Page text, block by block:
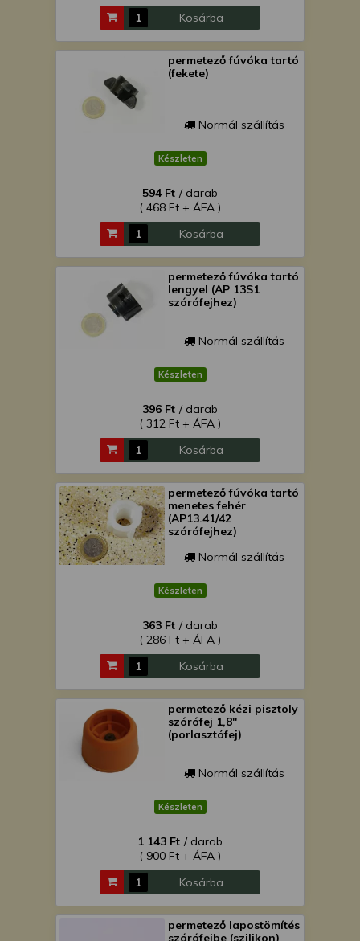
Kosárba
permetező fúvóka tartó
(fekete)
Normál szállítás
Készleten
594 Ft / darab
( 468 Ft + ÁFA )
Kosárba
permetező fúvóka tartó
lengyel (AP 13S1
szórófejhez)
Normál szállítás
Készleten
396 Ft / darab
( 312 Ft + ÁFA )
Kosárba
permetező fúvóka tartó
menetes fehér
(AP13.41/42
szórófejhez)
Normál szállítás
Készleten
363 Ft / darab
( 286 Ft + ÁFA )
Kosárba
permetező kézi pisztoly
szórófej 1,8''
(porlasztófej)
Normál szállítás
Készleten
1 143 Ft / darab
( 900 Ft + ÁFA )
Kosárba
permetező lapostömítés
szórófejbe (szilikon)